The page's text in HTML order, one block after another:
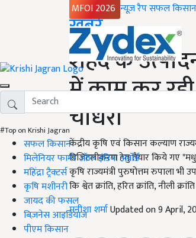
MFOI 2026 न्यूज़ रैपसफल किसान
#Top on Krishi Jagran
सफल किसान
मिलेनियर फार्मर ऑफ इंडिया अवॉर्ड
महिंद्रा ट्रैक्टर्स
कृषि मशीनरी
जायद की फसल
बिज़नेस आइडियाज
पीएम किसान
Home
ख़बरें
शहद के
में काम कर
चौधरी
केंद्रीय कृषि एवं किसान कल्याण
डिजिटलीकरण हेतु तैयार किये गए
कृषि राज्यमंत्री पुरुषोत्तम रुपाला भी
कि श्वेत क्रांति, हरित क्रांति, नीली
मनीशा शर्माUpdated on 9 April,